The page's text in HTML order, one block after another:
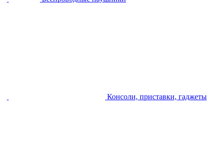
Консоли, приставки, гаджеты